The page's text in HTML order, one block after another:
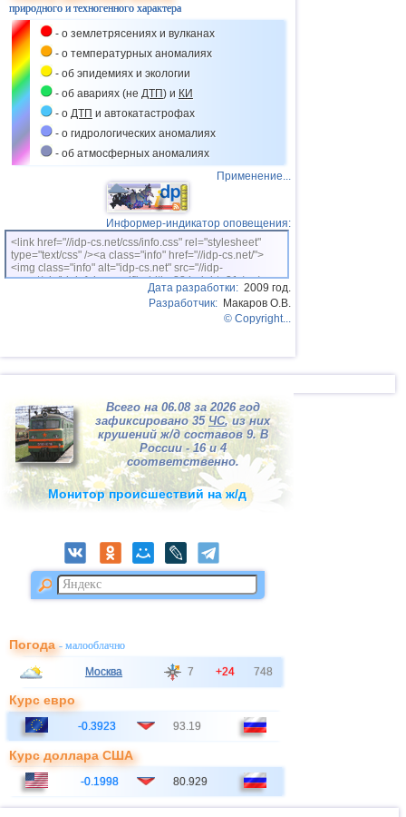
природного и техногенного характера
- о землетрясениях и вулканах
- о температурных аномалиях
- об эпидемиях и экологии
- об авариях (не ДТП) и КИ
- о ДТП и автокатастрофах
- о гидрологических аномалиях
- об атмосферных аномалиях
Применение...
Информер-индикатор оповещения:
<link href="//idp-cs.net/css/info.css" rel="stylesheet"
type="text/css" /><a class="info" href="//idp-cs.net/">
<img class="info" alt="idp-cs.net" src="//idp-
cs.net/pix/idpinfok_sm.gif" width=88 height=31 /></a>
Дата разработки: 2009 год.
Разработчик: Макаров О.В.
© Copyright...
Всего на 06.08 за 2026 год
зафиксировано 35ЧС, из них
крушений ж/д составов 9. В
России - 16 и 4
соответственно.
Монитор происшествий на ж/д
Погода- малооблачно
Москва 7 +24 748
Курс евро
-0.3923 93.19
Курс доллара США
-0.1998 80.929